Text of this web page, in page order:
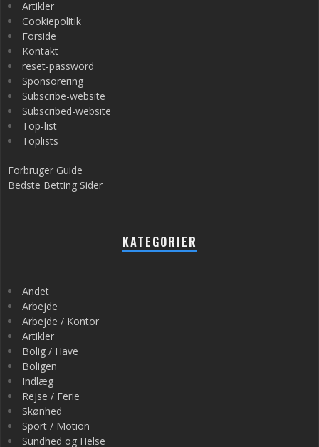
Artikler
Cookiepolitik
Forside
Kontakt
reset-password
Sponsorering
Subscribe-website
Subscribed-website
Top-list
Toplists
Forbruger Guide
Bedste Betting Sider
KATEGORIER
Andet
Arbejde
Arbejde / Kontor
Artikler
Bolig / Have
Boligen
Indlæg
Rejse / Ferie
Skønhed
Sport / Motion
Sundhed og Helse